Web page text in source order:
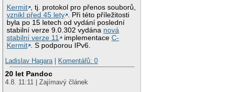
Kermit , tj. protokol pro přenos souborů,
vznikl před 45 lety . Při této příležitosti
byla po 15 letech od vydání poslední
stabilní verze 9.0.302 vydána nová
stabilní verze 11
implementaceC-
Kermit . S podporou IPv6.
Ladislav Hagara | Komentářů: 0
20 let Pandoc
4.8. 11:11 | Zajímavý článek